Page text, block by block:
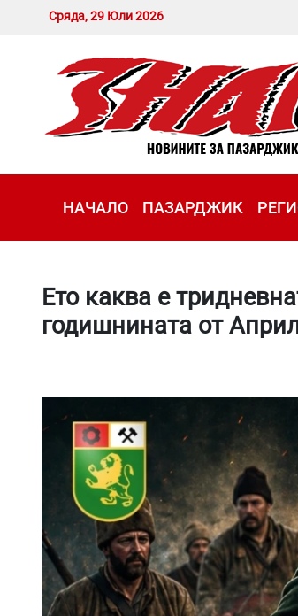
Сряда, 29 Юли 2026
НАЧАЛО ПАЗАРДЖИК
Ето каква е
годишнината от